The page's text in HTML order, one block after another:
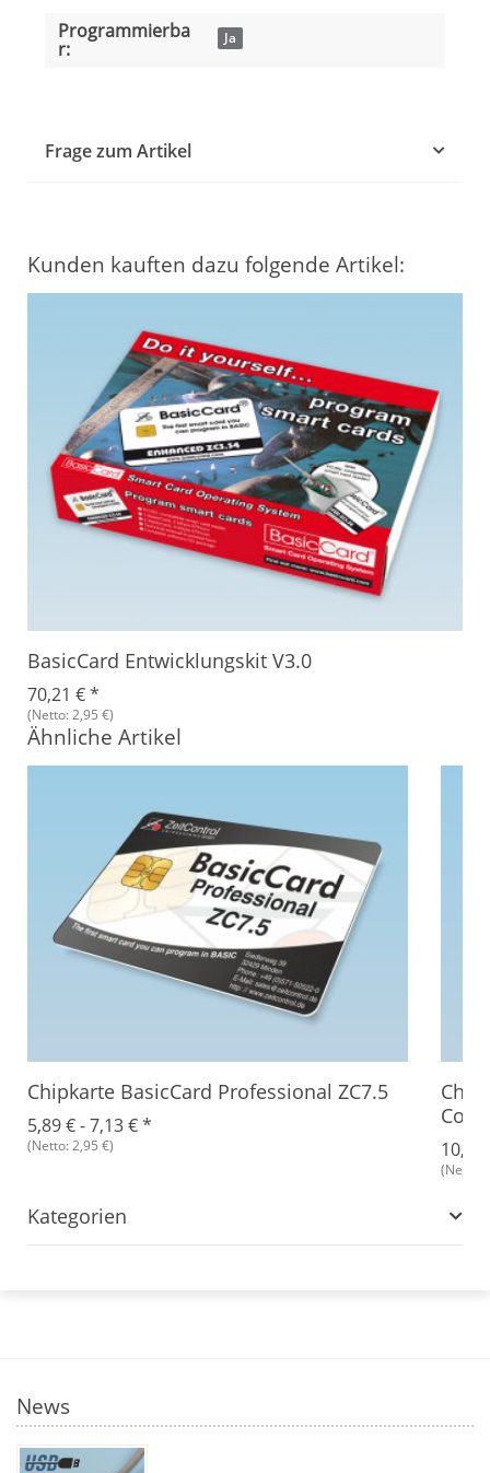
Programmierba
r: Ja
Frage zum Artikel
Kunden kauften dazu folgende Artikel:
BasicCard Entwicklungskit V3.0
70,21 €*
(Netto: 2,95 €)
Ähnliche Artikel
Chipkarte BasicCard Professional ZC7.5
5,89 € -7,13 €*
(Netto: 2,95 €)
(Netto:
Kategorien
News